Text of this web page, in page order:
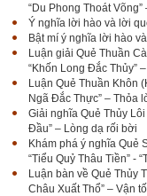
“Du Phong Thoát
Ý nghĩa lời hào và lời
Bật mí ý nghĩa lời hào
Luận giải Quẻ Thuần
“Khốn Long Đắc Thủy”
Luận Quẻ Thuần Khôn
Ngã Đắc Thực” – Thỏa
Giải nghĩa Quẻ Thủy
Đầu” – Lòng dạ rối bời
Khám phá ý nghĩa Quẻ
“Tiểu Quỷ Thâu Tiền” -
Luận bàn về Quẻ Thủy
Châu Xuất Thổ” – Vận